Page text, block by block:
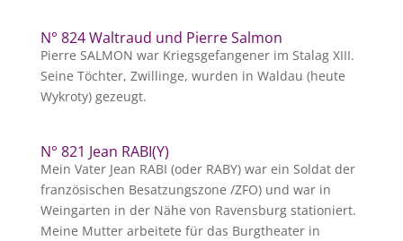
N° 824 Waltraud und Pierre Salmon
Pierre SALMON war Kriegsgefangener im Stalag XIII.
Seine Töchter, Zwillinge, wurden in Waldau (heute
Wykroty) gezeugt.
N° 821 Jean RABI(Y)
Mein Vater Jean RABI (oder RABY) war ein Soldat der
französischen Besatzungszone /ZFO) und war in
Weingarten in der Nähe von Ravensburg stationiert.
Meine Mutter arbeitete für das Burgtheater in